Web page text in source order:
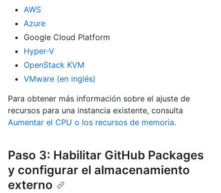
AWS
Azure
Google Cloud Platform
Hyper-V
OpenStack KVM
VMware (en inglés)
Para obtener más información sobre el ajuste de
recursos para una instancia existente, consulta
Aumentar el CPU o los recursos de memoria.
Paso 3: Habilitar GitHub Packages
y configurar el almacenamiento
externo